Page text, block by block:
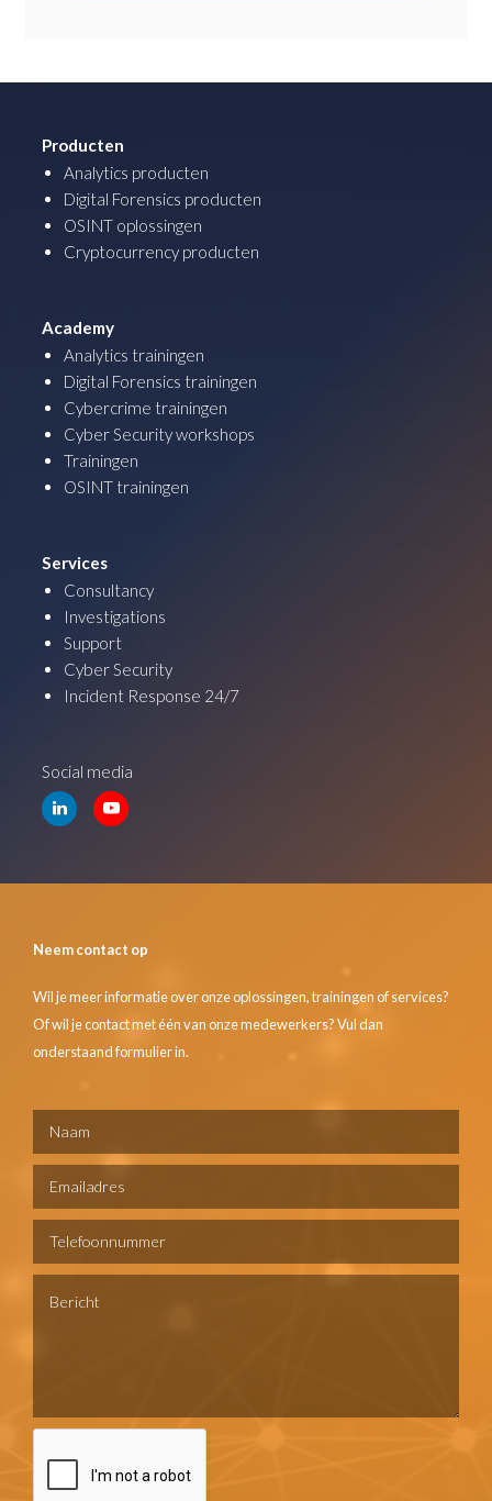
Producten
Analytics producten
Digital Forensics producten
OSINT oplossingen
Cryptocurrency producten
Academy
Analytics trainingen
Digital Forensics trainingen
Cybercrime trainingen
Cyber Security workshops
Trainingen
OSINT trainingen
Services
Consultancy
Investigations
Support
Cyber Security
Incident Response 24/7
Social media
Neem contact op
Wil je meer informatie over onze oplossingen, trainingen of services?
Of wil je contact met één van onze medewerkers? Vul dan
onderstaand formulier in.